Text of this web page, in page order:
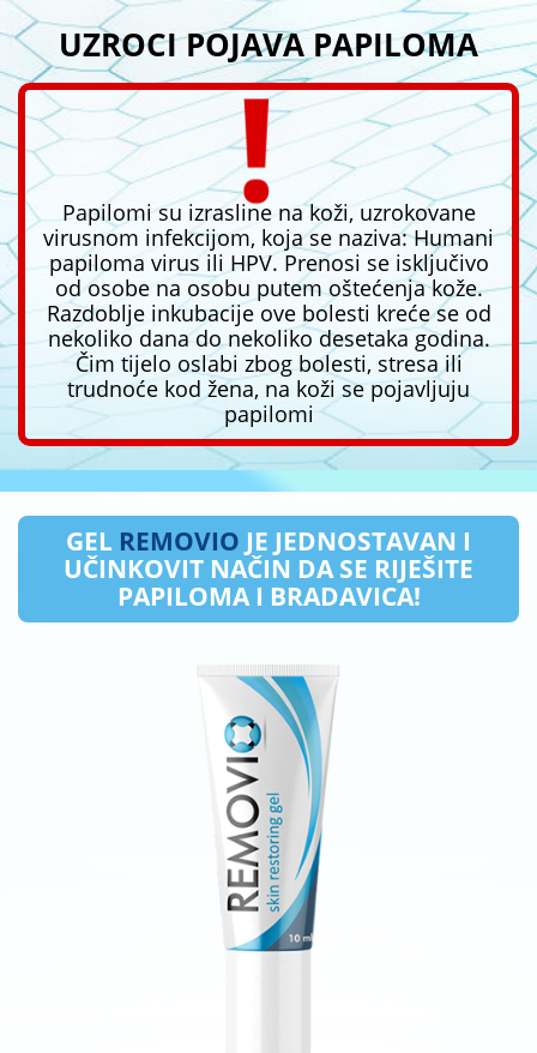
UZROCI POJAVA PAPILOMA
Papilomi su izrasline na koži, uzrokovane
virusnom infekcijom, koja se naziva: Humani
papiloma virus ili HPV. Prenosi se isključivo
od osobe na osobu putem oštećenja kože.
Razdoblje inkubacije ove bolesti kreće se od
nekoliko dana do nekoliko desetaka godina.
Čim tijelo oslabi zbog bolesti, stresa ili
trudnoće kod žena, na koži se pojavljuju
papilomi
GEL REMOVIO JE JEDNOSTAVAN I
UČINKOVIT NAČIN DA SE RIJEŠITE
PAPILOMA I BRADAVICA!